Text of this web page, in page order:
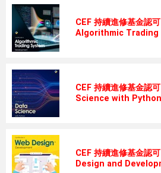
CEF 持續進修基金認
Algorithmic Trading
CEF 持續進修基金
Science with Python
CEF 持續進修基金
Design and